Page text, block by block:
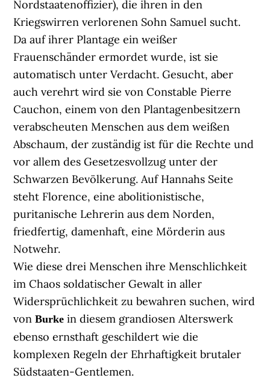
Nordstaatenoffizier), die ihren in den
Kriegswirren verlorenen Sohn Samuel sucht.
Da auf ihrer Plantage ein weißer
Frauenschänder ermordet wurde, ist sie
automatisch unter Verdacht. Gesucht, aber
auch verehrt wird sie von Constable Pierre
Cauchon, einem von den Plantagenbesitzern
verabscheuten Menschen aus dem weißen
Abschaum, der zuständig ist für die Rechte und
vor allem des Gesetzesvollzug unter der
Schwarzen Bevölkerung. Auf Hannahs Seite
steht Florence, eine abolitionistische,
puritanische Lehrerin aus dem Norden,
friedfertig, damenhaft, eine Mörderin aus
Notwehr.
Wie diese drei Menschen ihre Menschlichkeit
im Chaos soldatischer Gewalt in aller
Widersprüchlichkeit zu bewahren suchen, wird
vonBurke in diesem grandiosen Alterswerk
ebenso ernsthaft geschildert wie die
komplexen Regeln der Ehrhaftigkeit brutaler
Südstaaten-Gentlemen.